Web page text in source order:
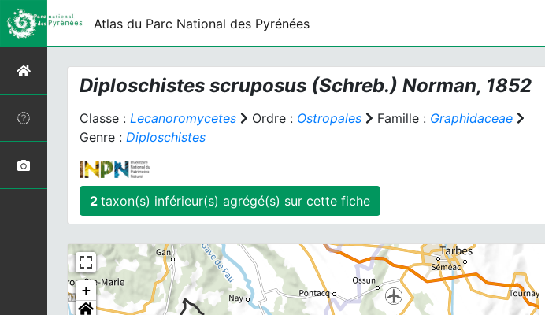
Atlas du Parc National des Pyrénées
Diploschistes scruposus (Schreb.) Norman, 1852
Classe : Lecanoromycetes Ordre : Ostropales Famille : Graphidaceae
Genre : Diploschistes
2 taxon(s) inférieur(s) agrégé(s) sur cette fiche
+